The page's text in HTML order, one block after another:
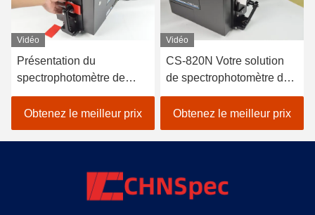
Vidéo
Présentation du
spectrophotomètre de
correspondance de
couleur avancé CS-820N
Obtenez le meilleur prix
Vidéo
CS-820N Votre solution
de spectrophotomètre de
correspondance des
couleurs
Obtenez le meilleur prix